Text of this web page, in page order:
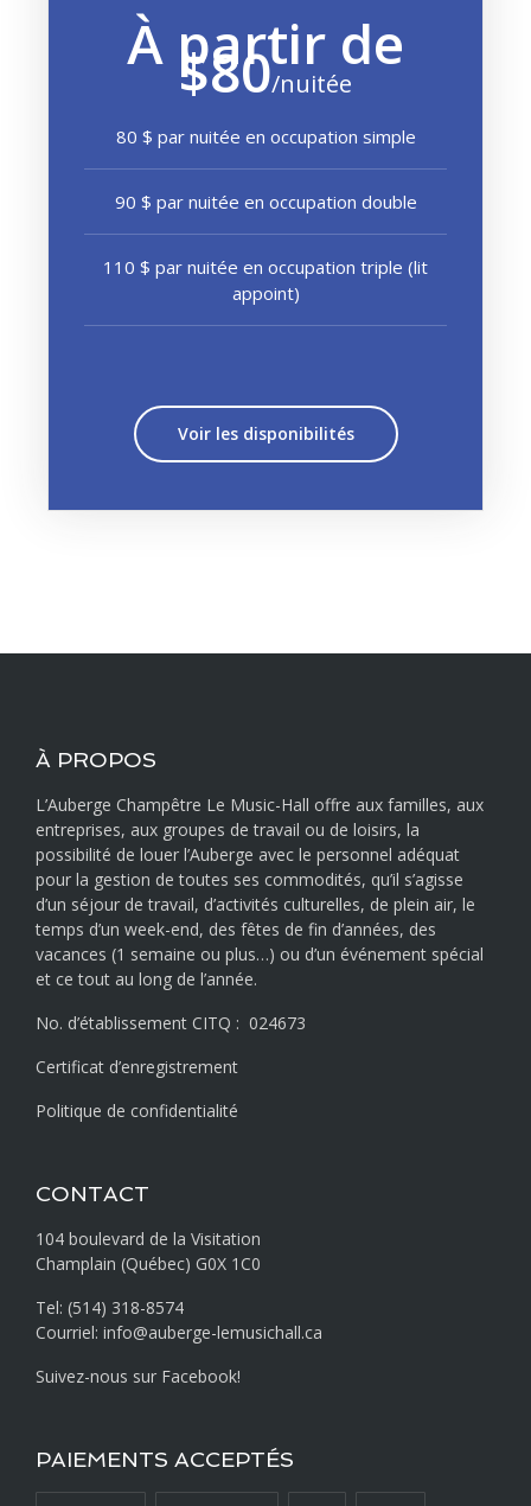
À partir de
$80/nuitée
80 $ par nuitée en occupation simple
90 $ par nuitée en occupation double
110 $ par nuitée en occupation triple (lit
appoint)
Voir les disponibilités
À PROPOS
L’Auberge Champêtre Le Music-Hall offre aux familles, aux
entreprises, aux groupes de travail ou de loisirs, la
possibilité de louer l’Auberge avec le personnel adéquat
pour la gestion de toutes ses commodités, qu’il s’agisse
d’un séjour de travail, d’activités culturelles, de plein air, le
temps d’un week-end, des fêtes de fin d’années, des
vacances (1 semaine ou plus…) ou d’un événement spécial
et ce tout au long de l’année.
No. d’établissement CITQ : 024673
Certificat d’enregistrement
Politique de confidentialité
CONTACT
104 boulevard de la Visitation
Champlain (Québec) G0X 1C0
Tel: (514) 318-8574
Courriel: info@auberge-lemusichall.ca
Suivez-nous sur Facebook!
PAIEMENTS ACCEPTÉS